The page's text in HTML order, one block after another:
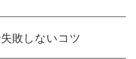
敗しないコツ